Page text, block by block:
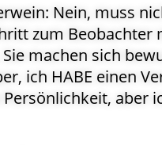
Nein, muss
zum Beobachter
machen sich
ich HABE einen
Persönlichkeit, aber